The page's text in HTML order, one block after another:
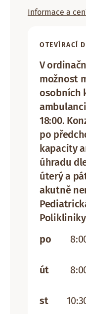
Informace a
OTEVÍRACÍ
V
možnost
osobních
18:00.
po
kapacity
úhradu
úterý a
akutně
po
út
st